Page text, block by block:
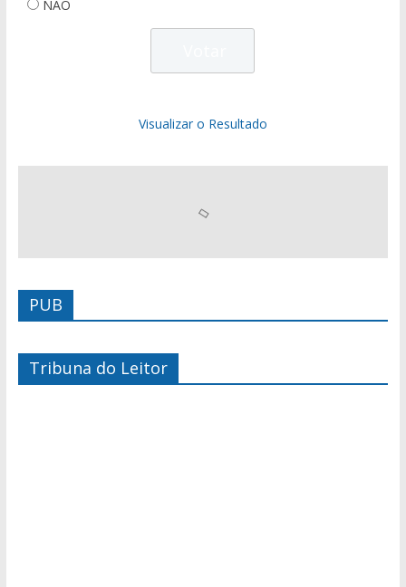
NÃO
Visualizar o Resultado
PUB
Tribuna do Leitor